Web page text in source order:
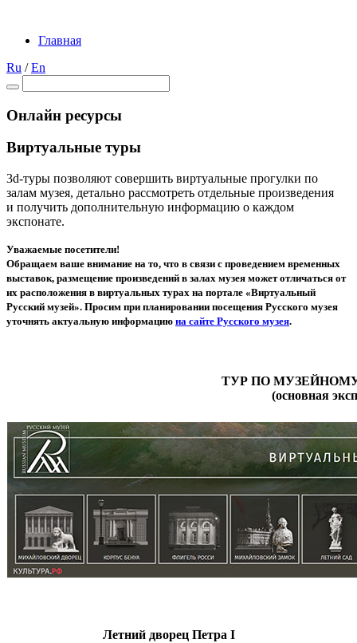
Главная
Ru /En
Онлайн ресурсы
Виртуальные туры
3d-туры позволяют совершить виртуальные прогулки по
залам музея, детально рассмотреть отдельные произведения
и получить дополнительную информацию о каждом
экспонате.
Уважаемые посетители!
Обращаем ваше внимание на то, что в связи с проведением временных
выставок, размещение произведений в залах музея может отличаться от
их расположения в виртуальных турах на портале «Виртуальный
Русский музей». Просим при планировании посещения Русского музея
уточнять актуальную информацию на сайте Русского музея.
ТУР ПО
(основная
Летний дворец Петра I